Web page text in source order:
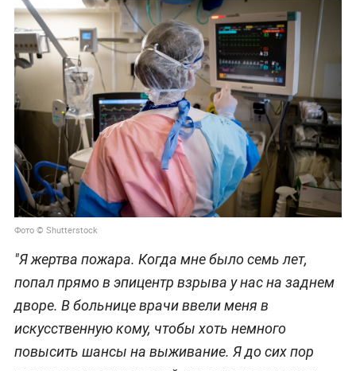
Фото © Shutterstock
"Я жертва пожара. Когда мне было семь лет,
попал прямо в эпицентр взрыва у нас на заднем
дворе. В больнице врачи ввели меня в
искусственную кому, чтобы хоть немного
повысить шансы на выживание. Я до сих пор